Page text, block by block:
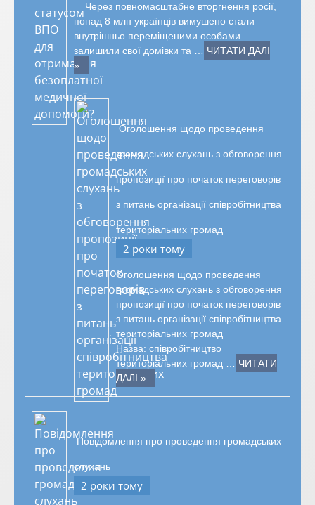
Через повномасштабне вторгнення росії,
понад 8 млн українців вимушено стали
внутрішньо переміщеними особами –
залишили свої домівки та …
ЧИТАТИ ДАЛІ
»
Оголошення щодо проведення
громадських слухань з обговорення
пропозиції про початок переговорів
з питань організації співробітництва
територіальних громад
2 роки тому
Оголошення щодо проведення
громадських слухань з обговорення
пропозиції про початок переговорів
з питань організації співробітництва
територіальних громад
Назва: співробітництво
територіальних громад …
ЧИТАТИ
ДАЛІ »
Повідомлення про проведення громадських
слухань
2 роки тому